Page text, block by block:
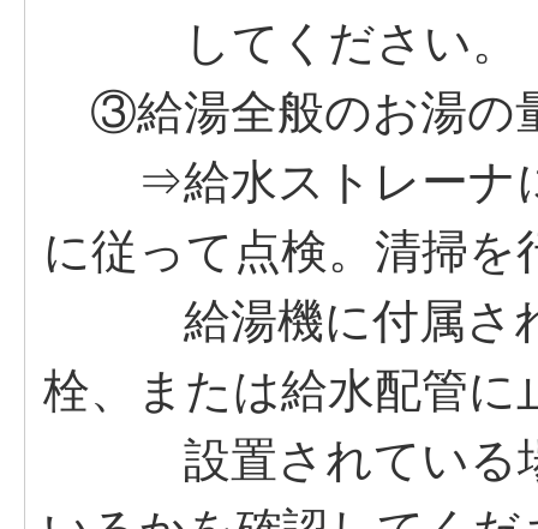
してください。
③給湯全般のお湯の
⇒給水ストレーナに
に従って点検。清掃
給湯機に付属され
栓、または給水配管に
設置されている場